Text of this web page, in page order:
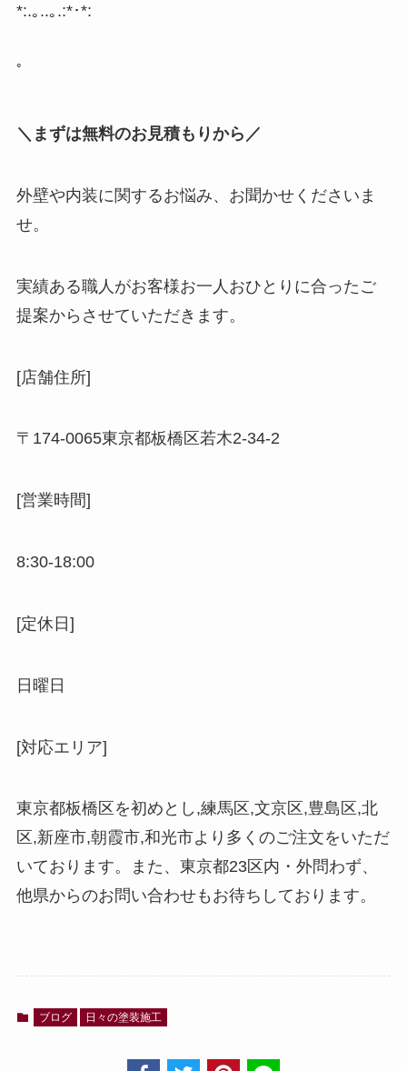
*:.｡ ..｡ .:*･*:
ﾟ
＼まずは無料のお見積もりから／
外壁や内装に関するお悩み、お聞かせくださいま
せ。
実績ある職人がお客様お一人おひとりに合ったご
提案からさせていただきます。
[店舗住所]
〒 174-0065東京都板橋区若木2-34-2
[営業時間]
8:30-18:00
[定休日]
日曜日
[対応エリア]
東京都板橋区を初めとし,練馬区,文京区,豊島区,北
区,新座市,朝霞市,和光市より多くのご注文をいただ
いております。また、東京都23区内・外問わず、
他県からのお問い合わせもお待ちしております。
ブログ 日々の塗装施工